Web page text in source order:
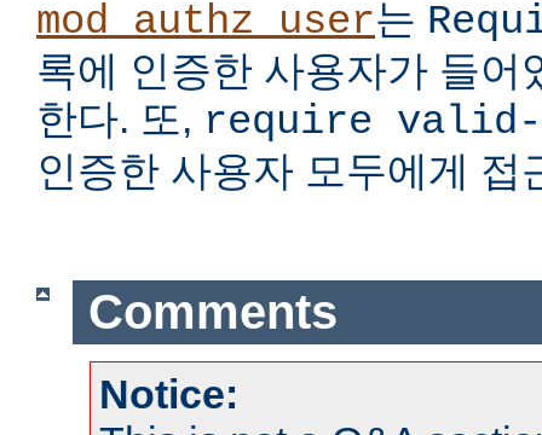
mod_authz_user는
록에 인증한 사용자가 들어
한다. 또, require valid-
인증한 사용자 모두에게 접
Comments
Notice: